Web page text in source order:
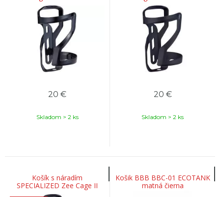
20 €
Skladom > 2 ks
20 €
Skladom > 2 ks
Košík s náradím
SPECIALIZED Zee Cage II
With Tool – Right Matte
Košik BBB BBC-01 ECOTANK
matná čierna